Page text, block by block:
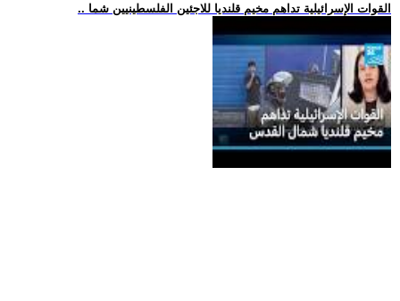
.. القوات الإسرائيلية تداهم مخيم قلنديا للاجئين الفلسطينيين شما